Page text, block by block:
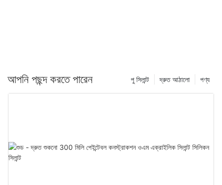
আপনি পছন্দ করতে পারেন পণ্য
দ্রুত আঠালো
পু সিলান্ট